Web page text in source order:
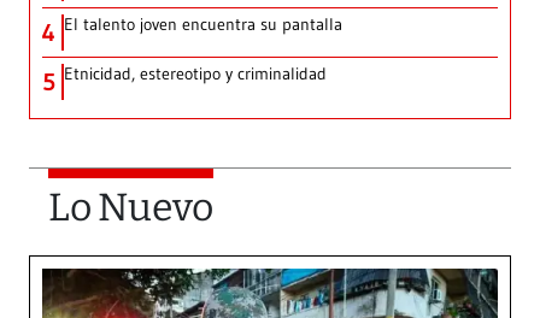
4 El talento joven encuentra su pantalla​
5 Etnicidad, estereotipo y criminalidad
Lo Nuevo